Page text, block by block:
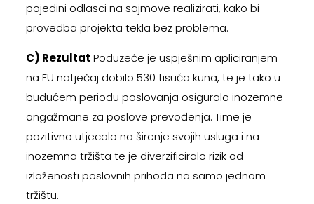
pojedini odlasci na sajmove realizirati, kako bi
provedba projekta tekla bez problema.
C) Rezultat Poduzeće je uspješnim apliciranjem
na EU natječaj dobilo 530 tisuća kuna, te je tako u
budućem periodu poslovanja osiguralo inozemne
angažmane za poslove prevođenja. Time je
pozitivno utjecalo na širenje svojih usluga i na
inozemna tržišta te je diverzificiralo rizik od
izloženosti poslovnih prihoda na samo jednom
tržištu.